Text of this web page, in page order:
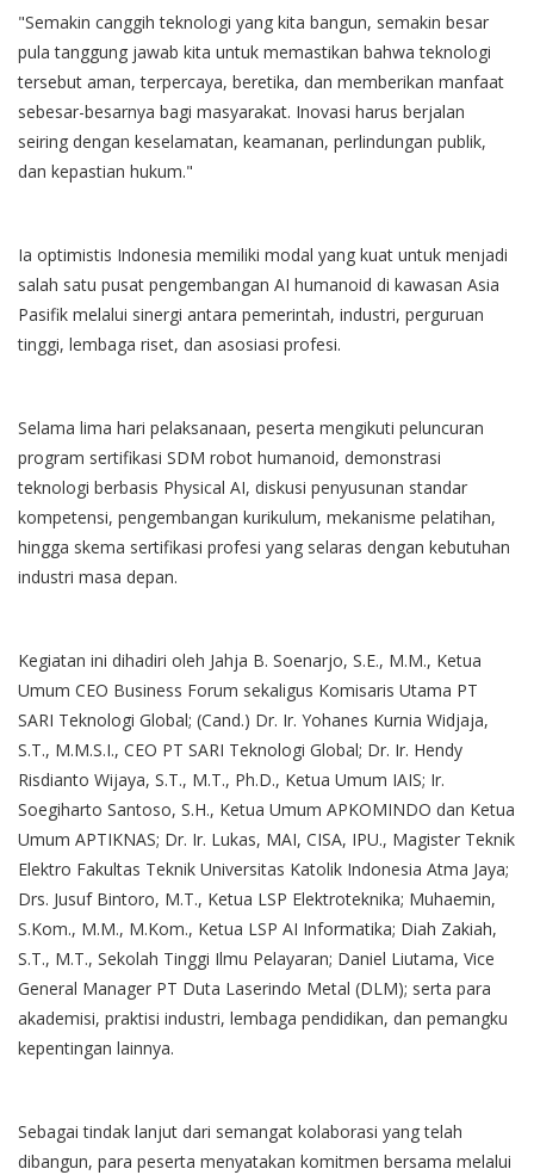
"Semakin canggih teknologi yang kita bangun, semakin besar
pula tanggung jawab kita untuk memastikan bahwa teknologi
tersebut aman, terpercaya, beretika, dan memberikan manfaat
sebesar-besarnya bagi masyarakat. Inovasi harus berjalan
seiring dengan keselamatan, keamanan, perlindungan publik,
dan kepastian hukum."
Ia optimistis Indonesia memiliki modal yang kuat untuk menjadi
salah satu pusat pengembangan AI humanoid di kawasan Asia
Pasifik melalui sinergi antara pemerintah, industri, perguruan
tinggi, lembaga riset, dan asosiasi profesi.
Selama lima hari pelaksanaan, peserta mengikuti peluncuran
program sertifikasi SDM robot humanoid, demonstrasi
teknologi berbasis Physical AI, diskusi penyusunan standar
kompetensi, pengembangan kurikulum, mekanisme pelatihan,
hingga skema sertifikasi profesi yang selaras dengan kebutuhan
industri masa depan.
Kegiatan ini dihadiri oleh Jahja B. Soenarjo, S.E., M.M., Ketua
Umum CEO Business Forum sekaligus Komisaris Utama PT
SARI Teknologi Global; (Cand.) Dr. Ir. Yohanes Kurnia Widjaja,
S.T., M.M.S.I., CEO PT SARI Teknologi Global; Dr. Ir. Hendy
Risdianto Wijaya, S.T., M.T., Ph.D., Ketua Umum IAIS; Ir.
Soegiharto Santoso, S.H., Ketua Umum APKOMINDO dan Ketua
Umum APTIKNAS; Dr. Ir. Lukas, MAI, CISA, IPU., Magister Teknik
Elektro Fakultas Teknik Universitas Katolik Indonesia Atma Jaya;
Drs. Jusuf Bintoro, M.T., Ketua LSP Elektroteknika; Muhaemin,
S.Kom., M.M., M.Kom., Ketua LSP AI Informatika; Diah Zakiah,
S.T., M.T., Sekolah Tinggi Ilmu Pelayaran; Daniel Liutama, Vice
General Manager PT Duta Laserindo Metal (DLM); serta para
akademisi, praktisi industri, lembaga pendidikan, dan pemangku
kepentingan lainnya.
Sebagai tindak lanjut dari semangat kolaborasi yang telah
dibangun, para peserta menyatakan komitmen bersama melalui